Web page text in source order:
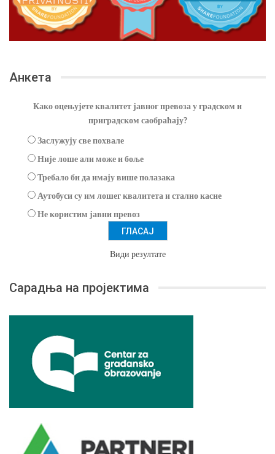
Анкета
Како оцењујете квалитет јавног превоза у градском и
приградском саобраћају?
Заслужују све похвале
Није лоше али може и боље
Требало би да имају више полазака
Аутобуси су им лошег квалитета и стално касне
Не користим јавни превоз
Види резултате
Сарадња на пројектима